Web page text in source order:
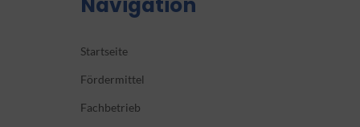
Startseite
Fördermittel
Fachbetrieb